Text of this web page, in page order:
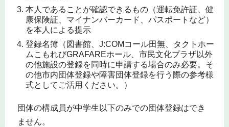
本人であることが確認できるもの（運転免許証、健
康保険証、マイナンバーカード、パスポートなど）
を本人による提示
登録名簿（図書館、J:COMコール田無、タクトホー
ムこもれびGRAFAREホール、市民文化プラザ以外
の他施設の登録を同時に申請する場合のみ必要。そ
の他市内団体登録や障害団体登録を行う際の参考様
式としてご活用ください。）
団体の構成員が中学生以下のみでの団体登録はでき
ません。